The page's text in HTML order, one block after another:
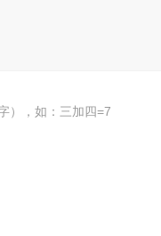
），如：三加四=7